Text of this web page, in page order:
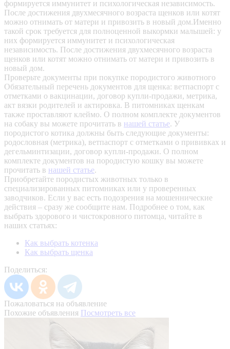
формируется иммунитет и психологическая независимость.
После достижения двухмесячного возраста щенков или котят
можно отнимать от матери и привозить в новый дом.Именно
такой срок требуется для полноценной выкормки малышей: у
них формируется иммунитет и психологическая
независимость. После достижения двухмесячного возраста
щенков или котят можно отнимать от матери и привозить в
новый дом.
Проверьте документы при покупке породистого животного
Обязательный перечень документов для щенка: ветпаспорт с
отметками о вакцинации, договор купли-продажи, метрика,
акт вязки родителей и актировка. В питомниках щенкам
также проставляют клеймо. О полном комплекте документов
на собаку вы можете прочитать в нашей статье. У
породистого котика должны быть следующие документы:
родословная (метрика), ветпаспорт с отметками о прививках и
дегельминтизации, договор купли-продажи. О полном
комплекте документов на породистую кошку вы можете
прочитать в нашей статье.
Приобретайте породистых животных только в
специализированных питомниках или у проверенных
заводчиков. Если у вас есть подозрения на мошеннические
действия – сразу же сообщите нам. Подробнее о том, как
выбрать здорового и чистокровного питомца, читайте в
наших статьях:
Как выбрать котенка
Как выбрать щенка
Поделиться:
Пожаловаться на объявление
Похожие объявления Посмотреть все